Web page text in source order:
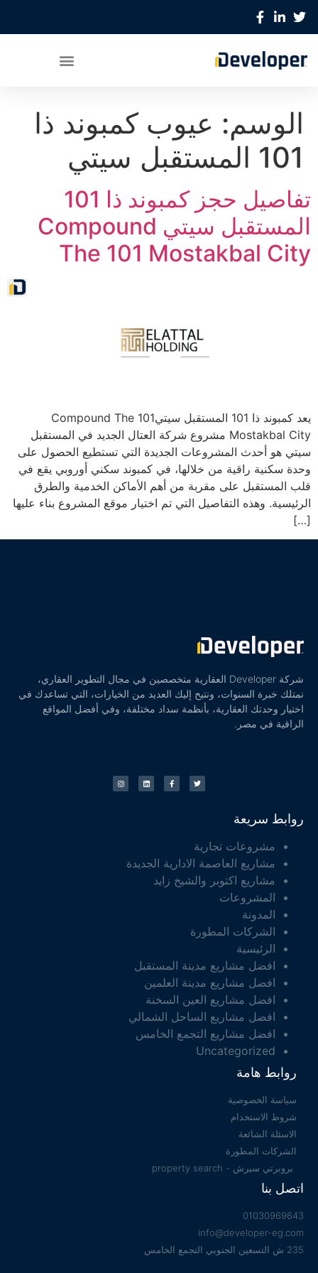
الوسم: عيوب كمبوند ذا
101 المستقبل سيتي
تفاصيل حجز كمبوند ذا 101
المستقبل سيتي Compound
The 101 Mostakbal City
يعد كمبوند ذا 101 المستقبل سيتيCompound The 101
Mostakbal City مشروع شركة العتال الجديد في المستقبل
سيتي هو أحدث المشروعات الجديدة التي تستطيع الحصول على
وحدة سكنية راقية من خلالها، في كمبوند سكني أوروبي يقع في
قلب المستقبل على مقربة من أهم الأماكن الخدمية والطرق
الرئيسية. وهذه التفاصيل التي تم اختيار موقع المشروع بناء عليها
[…]
شركة Developer العقارية متخصصين في مجال التطوير العقاري،
نمتلك خبرة السنوات، ونتيح إليك العديد من الخيارات، التي تساعدك في
اختيار وحدتك العقارية، بأنظمة سداد مختلفة، وفي أفضل المواقع
الراقية في مصر.
روابط سريعة
مشروعات تجارية
مشاريع العاصمة الادارية الجديدة
مشاريع اكتوبر والشيخ زايد
المشروعات
المدونة
الشركات المطورة
الرئيسية
افضل مشاريع مدينة المستقبل
افضل مشاريع مدينة العلمين
افضل مشاريع العين السخنة
افضل مشاريع الساحل الشمالي
افضل مشاريع التجمع الخامس
Uncategorized
روابط هامة
سياسة الخصوصية
شروط الاستخدام
الاسئلة الشائعة
الشركات المطورة
بروبرتي سيرش - property search
اتصل بنا
01030969643
info@developer-eg.com
235 ش التسعين الجنوبي التجمع الخامس